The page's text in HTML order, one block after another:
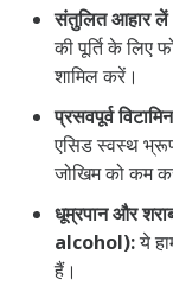
संतुलित आहार
की पूर्ति के लिए
शामिल करें।
प्रसवपूर्व
एसिड स्वस्थ
जोखिम को कम
धूम्रपान और
alcohol):ये
हैं।